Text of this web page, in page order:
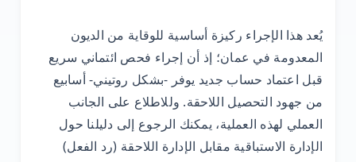
يُعد هذا الإجراء ركيزة أساسية للوقاية من الديون
المعدومة في عمان؛ إذ أن إجراء فحص ائتماني سريع
قبل اعتماد حساب جديد يوفر -بشكل روتيني- أسابيع
من جهود التحصيل اللاحقة. وللاطلاع على الجانب
العملي لهذه العملية، يمكنك الرجوع إلى دليلنا حول
الإدارة الاستباقية مقابل الإدارة اللاحقة (رد الفعل)